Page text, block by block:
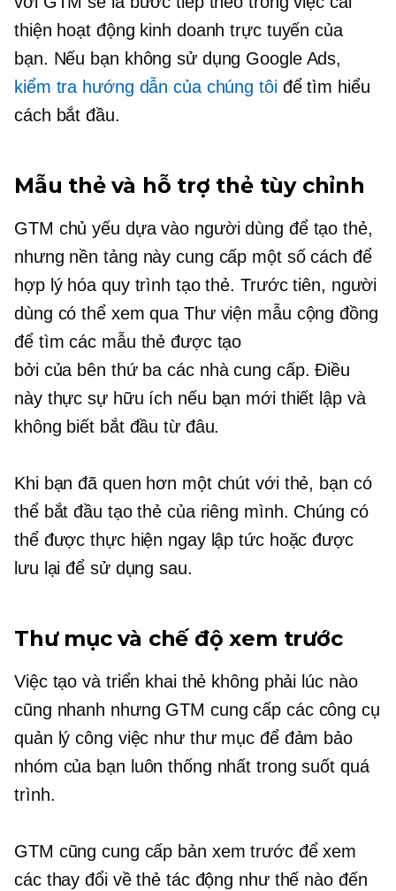
thiện hoạt động kinh doanh trực tuyến của
bạn. Nếu bạn không sử dụng Google Ads,
kiểm tra hướng dẫn của chúng tôiđể tìm hiểu
cách bắt đầu.
Mẫu thẻ và hỗ trợ thẻ tùy chỉnh
GTM chủ yếu dựa vào người dùng để tạo thẻ,
nhưng nền tảng này cung cấp một số cách để
hợp lý hóa quy trình tạo thẻ. Trước tiên, người
dùng có thể xem qua Thư viện mẫu cộng đồng
để tìm các mẫu thẻ được tạo
bởi của bên thứ bacác nhà cung cấp. Điều
này thực sự hữu ích nếu bạn mới thiết lập và
không biết bắt đầu từ đâu.
Khi bạn đã quen hơn một chút với thẻ, bạn có
thể bắt đầu tạo thẻ của riêng mình. Chúng có
thể được thực hiện ngay lập tức hoặc được
lưu lại để sử dụng sau.
Thư mục và chế độ xem trước
Việc tạo và triển khai thẻ không phải lúc nào
cũng nhanh nhưng GTM cung cấp các công cụ
quản lý công việc như thư mục để đảm bảo
nhóm của bạn luôn thống nhất trong suốt quá
trình.
GTM cũng cung cấp bản xem trước để xem
các thay đổi về thẻ tác động như thế nào đến